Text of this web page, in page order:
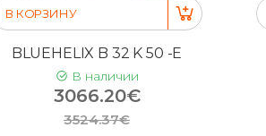
В КОРЗИНУ
BLUEHELIX B 32 K 50 -E
В наличии
3066.20€
3524.37€